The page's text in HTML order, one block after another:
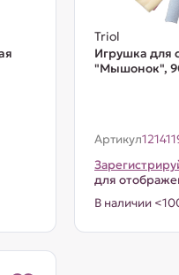
Triol
Игрушка для
"Мышонок",
Артикул
для
В наличии